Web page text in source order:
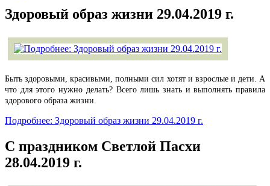
Здоровый образ жизни 29.04.2019 г.
Быть здоровыми, красивыми, полными сил хотят и взрослые и дети. А
что для этого нужно делать? Всего лишь знать и выполнять правила
здорового образа жизни.
Подробнее: Здоровый образ жизни 29.04.2019 г.
С праздником Светлой Пасхи
28.04.2019 г.